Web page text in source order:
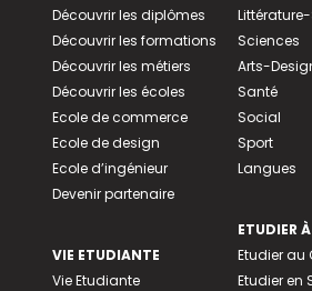
Découvrir les diplômes
Découvrir les formations
Découvrir les métiers
Découvrir les écoles
Ecole de commerce
Ecole de design
Ecole d’ingénieur
Devenir partenaire
VIE ETUDIANTE
Vie Etudiante
Sciences
Arts-
Santé
Social
Sport
Langues
ETUDIER
Etudier
Etudier en